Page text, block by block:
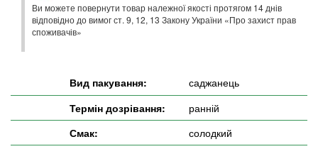
Ви можете повернути товар належної якості протягом 14 днів
відповідно до вимог ст. 9, 12, 13 Закону України «Про захист прав
споживачів»
Вид пакування:
саджанець
Термін дозрівання:
ранній
Смак:
солодкий